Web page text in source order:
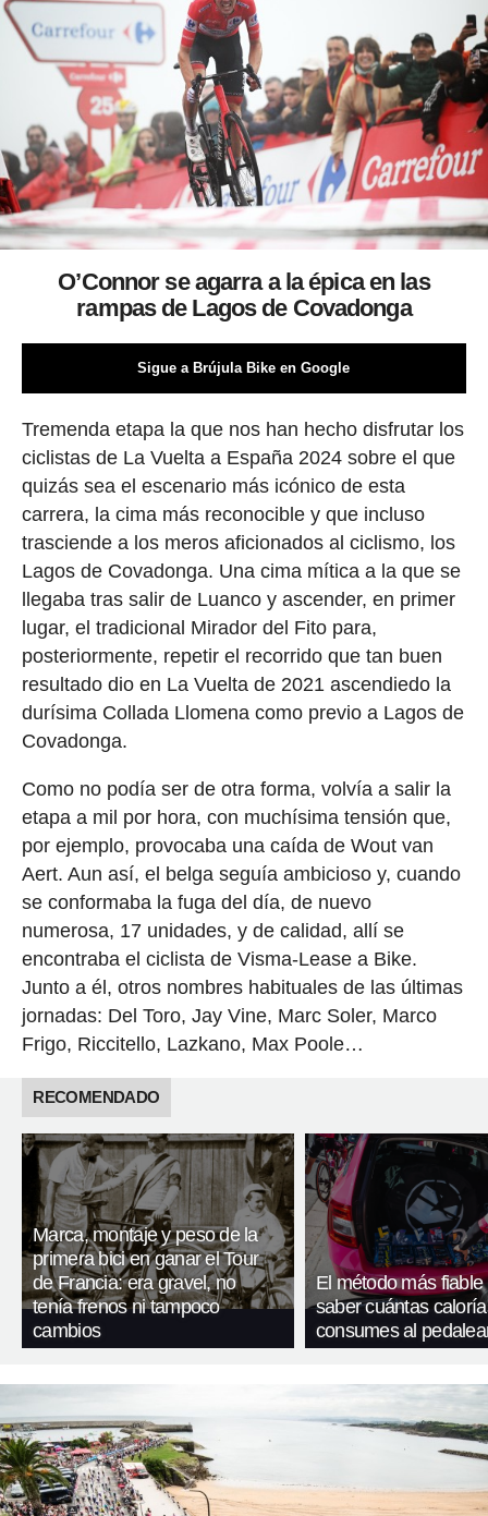
O’Connor se agarra a la épica en las
rampas de Lagos de Covadonga
Sigue a Brújula Bike en Google
Tremenda etapa la que nos han hecho disfrutar los
ciclistas de La Vuelta a España 2024 sobre el que
quizás sea el escenario más icónico de esta
carrera, la cima más reconocible y que incluso
trasciende a los meros aficionados al ciclismo, los
Lagos de Covadonga. Una cima mítica a la que se
llegaba tras salir de Luanco y ascender, en primer
lugar, el tradicional Mirador del Fito para,
posteriormente, repetir el recorrido que tan buen
resultado dio en La Vuelta de 2021 ascendiedo la
durísima Collada Llomena como previo a Lagos de
Covadonga.
Como no podía ser de otra forma, volvía a salir la
etapa a mil por hora, con muchísima tensión que,
por ejemplo, provocaba una caída de Wout van
Aert. Aun así, el belga seguía ambicioso y, cuando
se conformaba la fuga del día, de nuevo
numerosa, 17 unidades, y de calidad, allí se
encontraba el ciclista de Visma-Lease a Bike.
Junto a él, otros nombres habituales de las últimas
jornadas: Del Toro, Jay Vine, Marc Soler, Marco
Frigo, Riccitello, Lazkano, Max Poole…
RECOMENDADO
Marca, montaje y peso de la
primera bici en ganar el Tour
de Francia: era gravel, no
tenía frenos ni tampoco
cambios
El método más fiable
saber cuántas
consumes al